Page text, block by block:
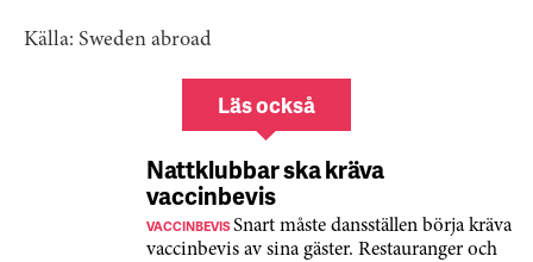
Källa: Sweden abroad
Läs också
Nattklubbar ska kräva
vaccinbevis
VACCINBEVISSnart måste dansställen börja kräva
vaccinbevis av sina gäster. Restauranger och